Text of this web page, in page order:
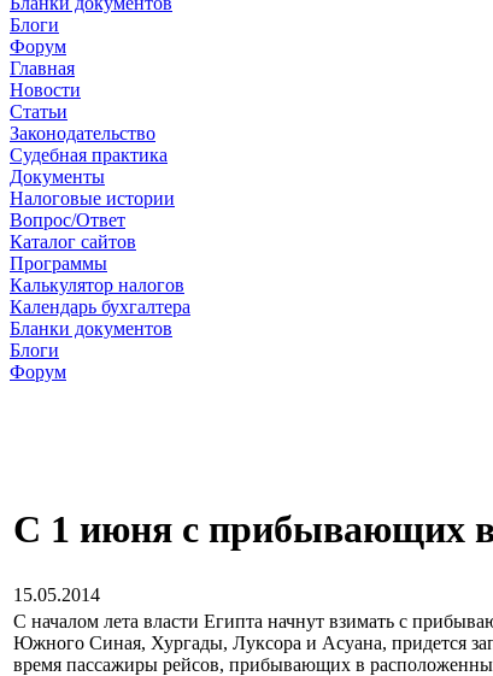
Блоги
Форум
Главная
Новости
Cтатьи
Законодательство
Судебная практика
Документы
Налоговые истории
Вопрос/Ответ
Каталог сайтов
Программы
Калькулятор налогов
Календарь бухгалтера
Бланки документов
Блоги
Форум
С 1 июня с прибывающих в
15.05.2014
С началом лета власти Египта начнут взимать с
Южного Синая, Хургады, Луксора и Асуана, придется
время пассажиры рейсов, прибывающих в